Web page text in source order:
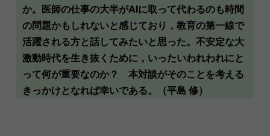
か。医師の仕事の大半がAIに取って代わるのも時間
の問題かもしれないと感じており，教育の第一線で
活躍される方と話してみたいと思った。不安定な大
激動時代を生き抜くために，いったいわれわれにと
って何が重要なのか？ 本対談がそのことを考える
きっかけとなれば幸いである。（平島 修）